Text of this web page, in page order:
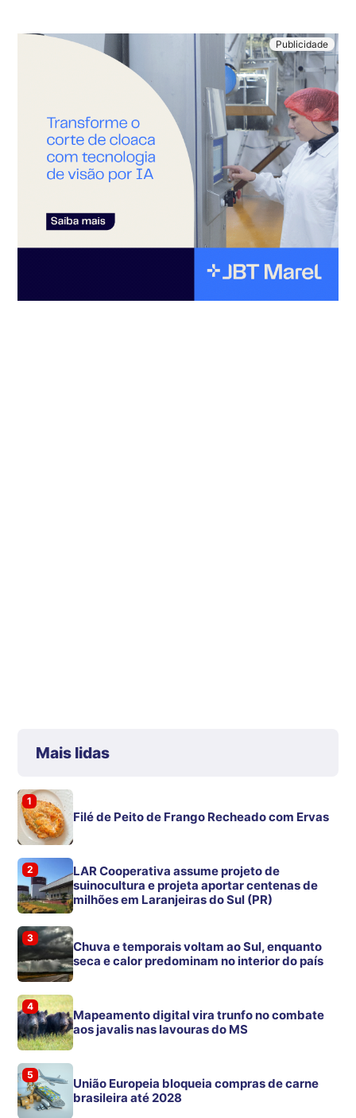
Mais lidas
1
Filé de Peito de Frango Recheado com Ervas
2
LAR Cooperativa assume projeto de
suinocultura e projeta aportar centenas de
milhões em Laranjeiras do Sul (PR)
3
Chuva e temporais voltam ao Sul, enquanto
seca e calor predominam no interior do país
4
Mapeamento digital vira trunfo no combate
aos javalis nas lavouras do MS
5
União Europeia bloqueia compras de carne
brasileira até 2028